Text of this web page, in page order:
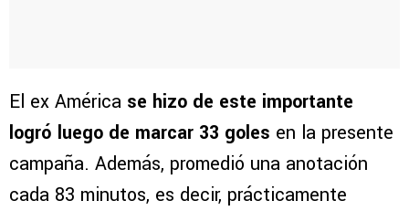
El ex América se hizo de este importante
logró luego de marcar 33 goles en la presente
campaña. Además, promedió una anotación
cada 83 minutos, es decir, prácticamente